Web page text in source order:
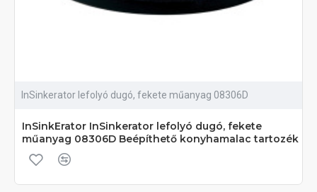
InSinkerator lefolyó dugó, fekete műanyag 08306D
InSinkErator InSinkerator lefolyó dugó, fekete
műanyag 08306D Beépíthető konyhamalac tartozék